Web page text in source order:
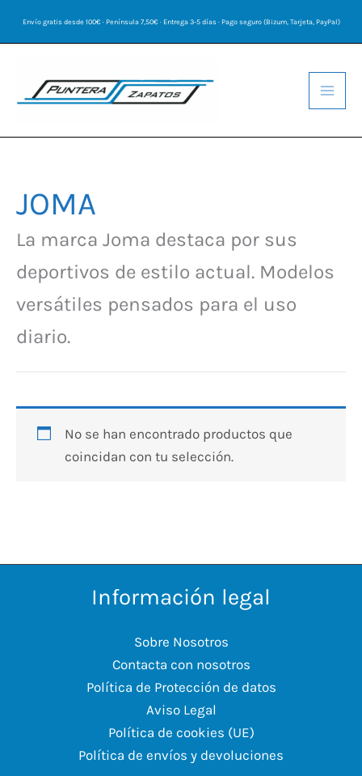
Envío gratis desde 100€ · Península 7,50€ · Entrega 3-5 días · Pago seguro (Bizum, Tarjeta, PayPal)
JOMA
La marca Joma destaca por sus
deportivos de estilo actual. Modelos
versátiles pensados para el uso
diario.
No se han encontrado productos que
coincidan con tu selección.
Información legal
Sobre Nosotros
Contacta con nosotros
Política de Protección de datos
Aviso Legal
Política de cookies (UE)
Política de envíos y devoluciones